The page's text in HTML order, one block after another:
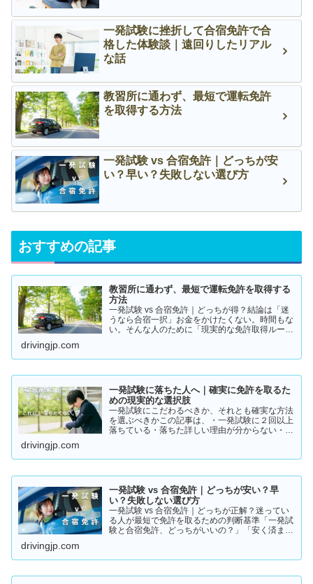
一発試験に挫折して合宿免許で合
格した体験談｜遠回りしたリアル
な話
教習所に通わず、最短で運転免許
を取得する方法
一発試験 vs 合宿免許｜どっちが安
い？早い？失敗しない選び方
おすすめの記事
教習所に通わず、最短で運転免許を取得する
方法
一発試験 vs 合宿免許｜どっちが得？結論は「迷
うなら合宿一択」お金をかけたくない。時間もな
い。そんな人のために「現実的な免許取得ルー
2つです。・一発試験…
drivingjp.com
一発試験に落ちた人へ｜確実に免許を取るた
めの現実的な選択肢
一発試験にこだわるべきか、それとも確実な方法
を選ぶべきかこの記事は、・一発試験に２回以上
落ちている・落ちた詳しい理由が分からない・こ
らに何回も落ちる・数…
drivingjp.com
一発試験 vs 合宿免許｜どっちが安い？早
い？失敗しない選び方
一発試験 vs 合宿免許｜どっちが正解？迷ってい
る人が最短で免許を取るための判断基準「一発試
験と合宿免許、どっちがいいの？」「安く済ませ
と、人によって最適…
drivingjp.com